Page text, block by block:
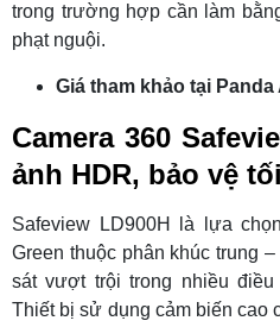
trong trường hợp cần làm
phạt nguội.
Giá tham khảo tại Panda
Camera 360
ảnh HDR, bảo vệ
Safeview LD900H là lựa
Green thuộc phân khúc trung
sát vượt trội trong nhiều
Thiết bị sử dụng cảm biến cao